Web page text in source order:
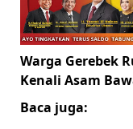
Warga Gerebek
Kenali Asam
Baca juga: